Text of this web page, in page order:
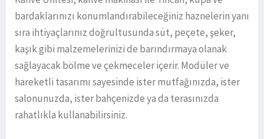
bardaklarınızı konumlandırabileceğiniz haznelerin yanı
sıra ihtiyaçlarınız doğrultusunda süt, peçete, şeker,
kaşık gibi malzemelerinizi de barındırmaya olanak
sağlayacak bölme ve çekmeceler içerir. Modüler ve
hareketli tasarımı sayesinde ister mutfağınızda, ister
salonunuzda, ister bahçenizde ya da terasınızda
rahatlıkla kullanabilirsiniz.